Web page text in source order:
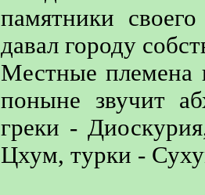
памятники
давал городу
Местные племена
поныне звучит
греки -
Цхум, турки -